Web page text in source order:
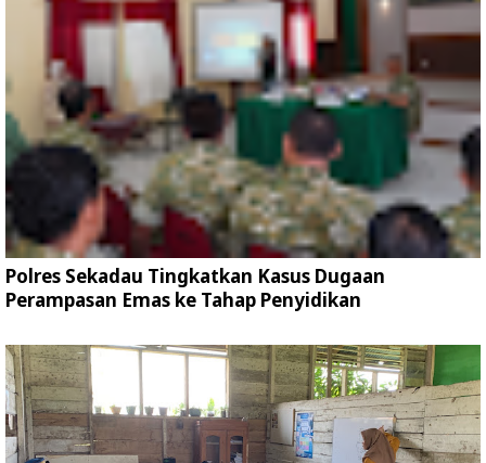
Polres Sekadau Tingkatkan Kasus Dugaan
Perampasan Emas ke Tahap Penyidikan